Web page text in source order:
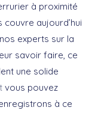
à proximité
aujourd’hui
experts sur la
savoir faire, ce
une solide
vous pouvez
à ce